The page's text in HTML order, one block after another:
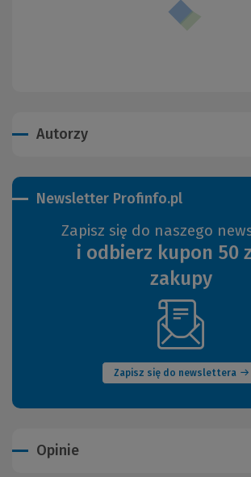
Autorzy
Newsletter Profinfo.pl
Zapisz się do naszego
i odbierz kupon 50
zakupy
Zapisz się do newslettera
(Nowe
okno)
Opinie